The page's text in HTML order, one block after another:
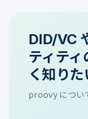
DID/VC
ティテ
く知り
proovy につい